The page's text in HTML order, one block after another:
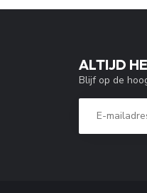
ALTIJD
Blijf op de